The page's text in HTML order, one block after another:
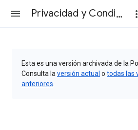
Privacidad y Condiciones
Esta es una versión archivada de la
Consulta la versión actual o todas las
anteriores